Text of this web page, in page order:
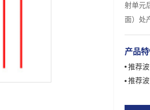
射单元
面）处
产品
推荐
推荐